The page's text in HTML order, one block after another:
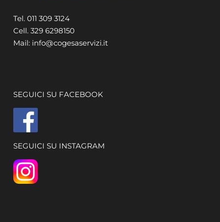
Tel. 011 309 3124
Cell. 329 6298150
Mail: info@cogesaservizi.it
SEGUICI SU FACEBOOK
SEGUICI SU INSTAGRAM